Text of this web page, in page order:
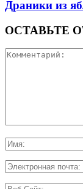
Драники из
ОСТАВЬТЕ